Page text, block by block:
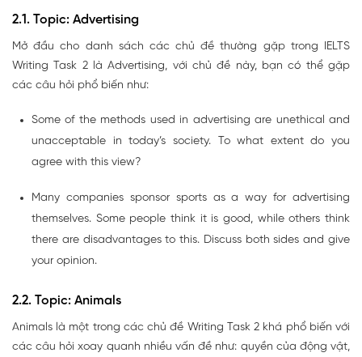
2.1. Topic: Advertising
Mở đầu cho danh sách các chủ đề thường gặp trong IELTS
Writing Task 2 là Advertising, với chủ đề này, bạn có thể gặp
các câu hỏi phổ biến như:
Some of the methods used in advertising are unethical and
unacceptable in today’s society. To what extent do you
agree with this view?
Many companies sponsor sports as a way for advertising
themselves. Some people think it is good, while others think
there are disadvantages to this. Discuss both sides and give
your opinion.
2.2. Topic: Animals
Animals là một trong các chủ đề Writing Task 2 khá phổ biến với
các câu hỏi xoay quanh nhiều vấn đề như: quyền của động vật,